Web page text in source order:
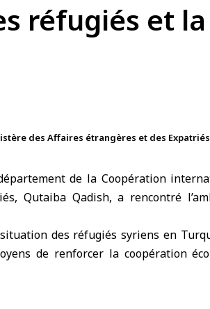
réfugiés et
des Affaires étrangères et des
de la Coopération
Qutaiba Qadish, a rencontré
des réfugiés syriens en
de renforcer la coopération